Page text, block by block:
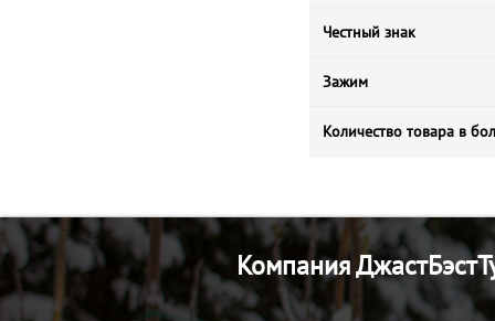
Честный знак
Зажим
Количество товара в
Компания